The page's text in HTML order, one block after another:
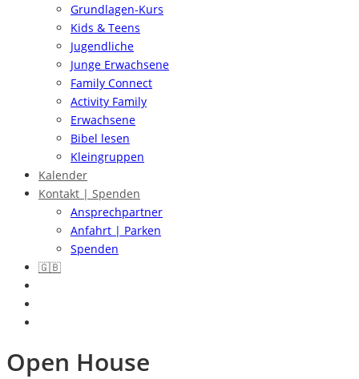
Grundlagen-Kurs
Kids & Teens
Jugendliche
Junge Erwachsene
Family Connect
Activity Family
Erwachsene
Bibel lesen
Kleingruppen
Kalender
Kontakt | Spenden
Ansprechpartner
Anfahrt | Parken
Spenden
🇬🇧
Open House